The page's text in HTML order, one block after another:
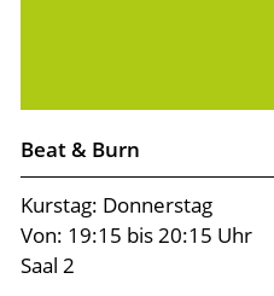
Beat & Burn
Kurstag: Donnerstag
Von: 19:15 bis 20:15 Uhr
Saal 2